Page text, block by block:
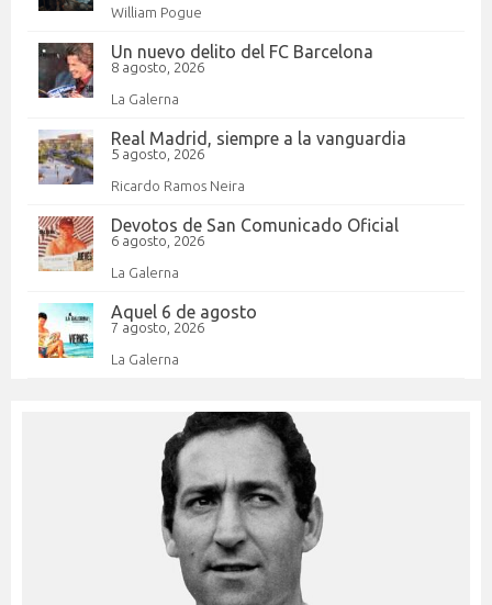
William Pogue
Un nuevo delito del FC Barcelona
8 agosto, 2026
La Galerna
Real Madrid, siempre a la vanguardia
5 agosto, 2026
Ricardo Ramos Neira
Devotos de San Comunicado Oficial
6 agosto, 2026
La Galerna
Aquel 6 de agosto
7 agosto, 2026
La Galerna